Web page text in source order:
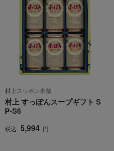
村上スッポン本舗
村上 すっぽんスープギフト S
P-S6
税込 5,994 円